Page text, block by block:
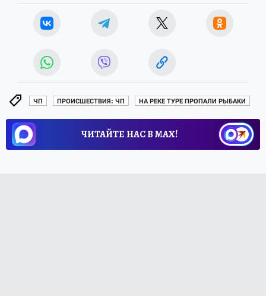
ЧП ПРОИСШЕСТВИЯ: ЧП НА РЕКЕ ТУРЕ ПРОПАЛИ РЫБАКИ
ЧИТАЙТЕ НАС В МАХ!